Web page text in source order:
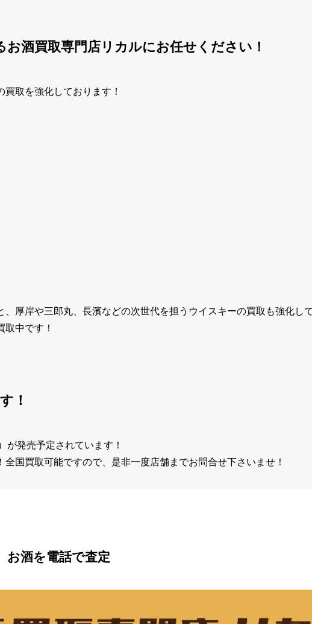
酒買取専門店リカルにお任せください！
取を強化しております！
厚岸や三郎丸、長濱などの次世代を担うウイスキーの買取も強化し
中です！
！
発売予定されています！
国買取可能ですので、是非一度店舗までお問合せ下さいませ！
お酒を電話で査定